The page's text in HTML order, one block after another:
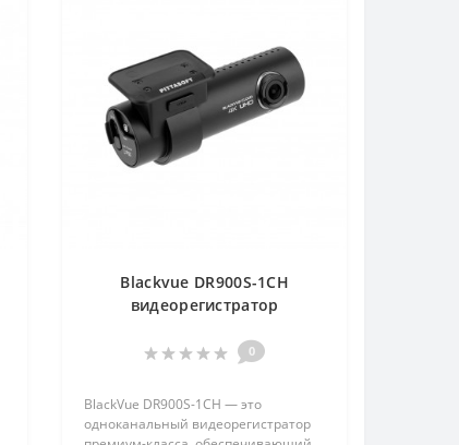
Blackvue DR900S-1CH
видеорегистратор
0
BlackVue DR900S-1CH — это
одноканальный видеорегистратор